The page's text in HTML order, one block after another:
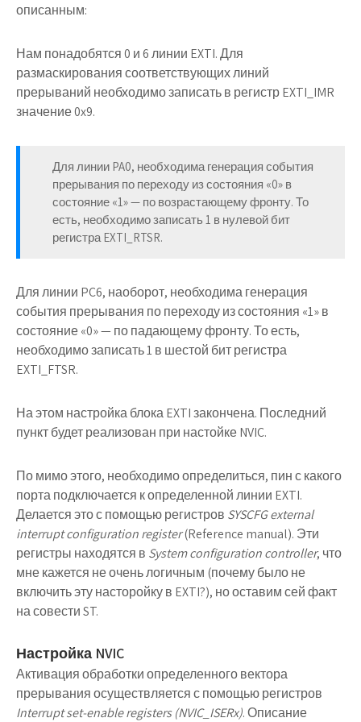
описанным:
Нам понадобятся 0 и 6 линии EXTI. Для
размаскирования соответствующих линий
прерываний необходимо записать в регистр EXTI_IMR
значение 0x9.
Для линии PA0, необходима генерация события
прерывания по переходу из состояния «0» в
состояние «1» — по возрастающему фронту. То
есть, необходимо записать 1 в нулевой бит
регистра EXTI_RTSR.
Для линии PC6, наоборот, необходима генерация
события прерывания по переходу из состояния «1» в
состояние «0» — по падающему фронту. То есть,
необходимо записать 1 в шестой бит регистра
EXTI_FTSR.
На этом настройка блока EXTI закончена. Последний
пункт будет реализован при настойке NVIC.
По мимо этого, необходимо определиться, пин с какого
порта подключается к определенной линии EXTI.
Делается это с помощью регистров SYSCFG external
interrupt configuration register(Reference manual). Эти
регистры находятся в System configuration controller, что
мне кажется не очень логичным (почему было не
включить эту насторойку в EXTI?), но оставим сей факт
на совести ST.
Настройка NVIC
Активация обработки определенного вектора
прерывания осуществляется с помощью регистров
Interrupt set-enable registers (NVIC_ISERx). Описание